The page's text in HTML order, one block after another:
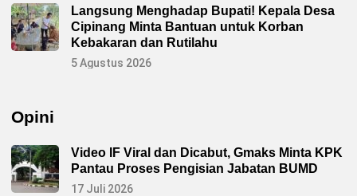
Langsung Menghadap Bupati! Kepala Desa
Cipinang Minta Bantuan untuk Korban
Kebakaran dan Rutilahu
5 Agustus 2026
Opini
Video IF Viral dan Dicabut, Gmaks Minta KPK
Pantau Proses Pengisian Jabatan BUMD
17 Juli 2026